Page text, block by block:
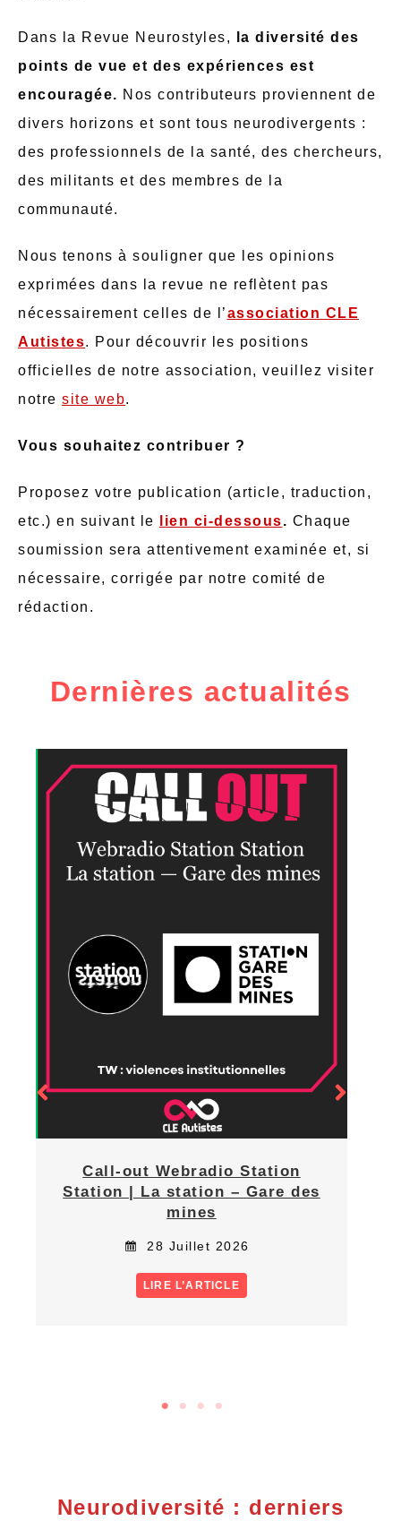
Dans la Revue Neurostyles,
la diversité des
points de vue et des expériences est
encouragée. Nos contributeurs proviennent de
divers horizons et sont tous neurodivergents :
des professionnels de la santé, des chercheurs,
des militants et des membres de la
communauté.
Nous tenons à souligner que les opinions
exprimées dans la revue ne reflètent pas
nécessairement celles de l’association CLE
Autistes. Pour découvrir les positions
officielles de notre association, veuillez visiter
notre site web.
Vous souhaitez contribuer ?
Proposez votre publication (article, traduction,
etc.) en suivant le
lien ci-dessous. Chaque
soumission sera attentivement examinée et, si
nécessaire, corrigée par notre comité de
rédaction.
Dernières actualités
Call-out Webradio Station
Station | La station – Gare des
mines
28 Juillet 2026
LIRE L’ARTICLE
Neurodiversité : derniers